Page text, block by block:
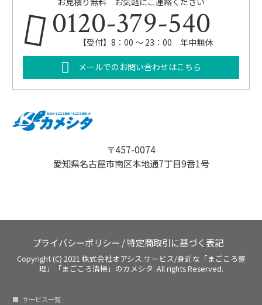
0120-379-540
【受付】8：00 ～ 23：00 年中無休
メールでのお問い合わせはこちら
〒457-0074
愛知県名古屋市南区本地通7丁目9番1号
プライバシーポリシー /特定商取引に基づく表記
Copyright (C) 2021 株式会社オアシス.サービス/身近な「まごころ整
理」「まごころ清掃」のカメシタ. All rights Reserved.
サービス一覧